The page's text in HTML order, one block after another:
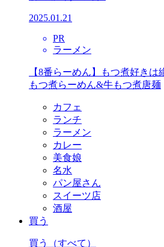
2025.01.21
PR
ラーメン
【8番らーめん】もつ煮好き
もつ煮らーめん&牛もつ煮唐麺
カフェ
ランチ
ラーメン
カレー
美食娘
名水
パン屋さん
スイーツ店
酒屋
買う
買う （すべて）